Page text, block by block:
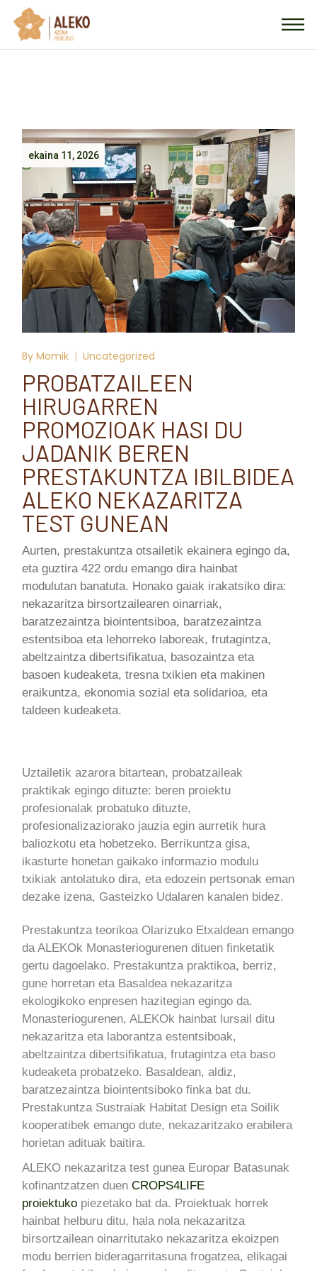
ekaina 11, 2026
By Momik Uncategorized
PROBATZAILEEN
HIRUGARREN
PROMOZIOAK HASI DU
JADANIK BEREN
PRESTAKUNTZA IBILBIDEA
ALEKO NEKAZARITZA
TEST GUNEAN
Aurten, prestakuntza otsailetik ekainera egingo da,
eta guztira 422 ordu emango dira hainbat
modulutan banatuta. Honako gaiak irakatsiko dira:
nekazaritza birsortzailearen oinarriak,
baratzezaintza biointentsiboa, baratzezaintza
estentsiboa eta lehorreko laboreak, frutagintza,
abeltzaintza dibertsifikatua, basozaintza eta
basoen kudeaketa, tresna txikien eta makinen
eraikuntza, ekonomia sozial eta solidarioa, eta
taldeen kudeaketa.
Uztailetik azarora bitartean, probatzaileak
praktikak egingo dituzte: beren proiektu
profesionalak probatuko dituzte,
profesionalizaziorako jauzia egin aurretik hura
baliozkotu eta hobetzeko. Berrikuntza gisa,
ikasturte honetan gaikako informazio modulu
txikiak antolatuko dira, eta edozein pertsonak eman
dezake izena, Gasteizko Udalaren kanalen bidez.
Prestakuntza teorikoa Olarizuko Etxaldean emango
da ALEKOk Monasteriogurenen dituen finketatik
gertu dagoelako. Prestakuntza praktikoa, berriz,
gune horretan eta Basaldea nekazaritza
ekologikoko enpresen hazitegian egingo da.
Monasteriogurenen, ALEKOk hainbat lursail ditu
nekazaritza eta laborantza estentsiboak,
abeltzaintza dibertsifikatua, frutagintza eta baso
kudeaketa probatzeko. Basaldean, aldiz,
baratzezaintza biointentsiboko finka bat du.
Prestakuntza Sustraiak Habitat Design eta Soilik
kooperatibek emango dute, nekazaritzako erabilera
horietan adituak baitira.
ALEKO nekazaritza test gunea Europar Batasunak
kofinantzatzen duenCROPS4LIFE
proiektuko piezetako bat da. Proiektuak horrek
hainbat helburu ditu, hala nola nekazaritza
birsortzailean oinarritutako nekazaritza ekoizpen
modu berrien bideragarritasuna frogatzea, elikagai